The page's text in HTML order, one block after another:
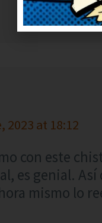
at 18:12
con este
es genial.
mismo lo